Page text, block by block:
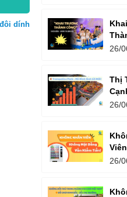
dính
26/
Thị
26/
Cửa
26/